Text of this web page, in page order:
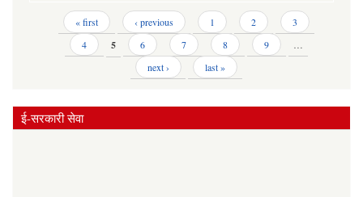
« first ‹ previous 1 2
3
4
5 6 7 8 9
…
next ›
last »
ई-सरकारी सेवा